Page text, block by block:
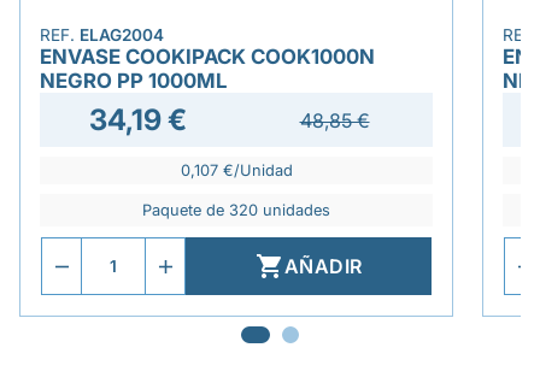
REF. ELAG2004
ENVASE COOKIPACK COOK1000N
NEGRO PP 1000ML
34,19 € 48,85 €
0,107 €/Unidad
Paquete de 320 unidades
AÑADIR